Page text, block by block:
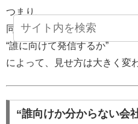
つまり、
同じリフォームでも、
“誰に向けて発信するか”
によって、見せ方は大きく変
“誰向けか分からない会